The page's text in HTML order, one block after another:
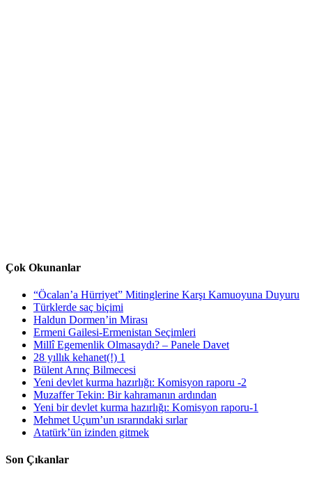
Çok Okunanlar
“Öcalan’a Hürriyet” Mitinglerine Karşı Kamuoyuna Duyuru
Türklerde saç biçimi
Haldun Dormen’in Mirası
Ermeni Gailesi-Ermenistan Seçimleri
Millî Egemenlik Olmasaydı? – Panele Davet
28 yıllık kehanet(!) 1
Bülent Arınç Bilmecesi
Yeni devlet kurma hazırlığı: Komisyon raporu -2
Muzaffer Tekin: Bir kahramanın ardından
Yeni bir devlet kurma hazırlığı: Komisyon raporu-1
Mehmet Uçum’un ısrarındaki sırlar
Atatürk’ün izinden gitmek
Son Çıkanlar